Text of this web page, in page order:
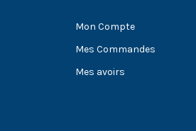
Mon Compte
Mes Commandes
Mes avoirs